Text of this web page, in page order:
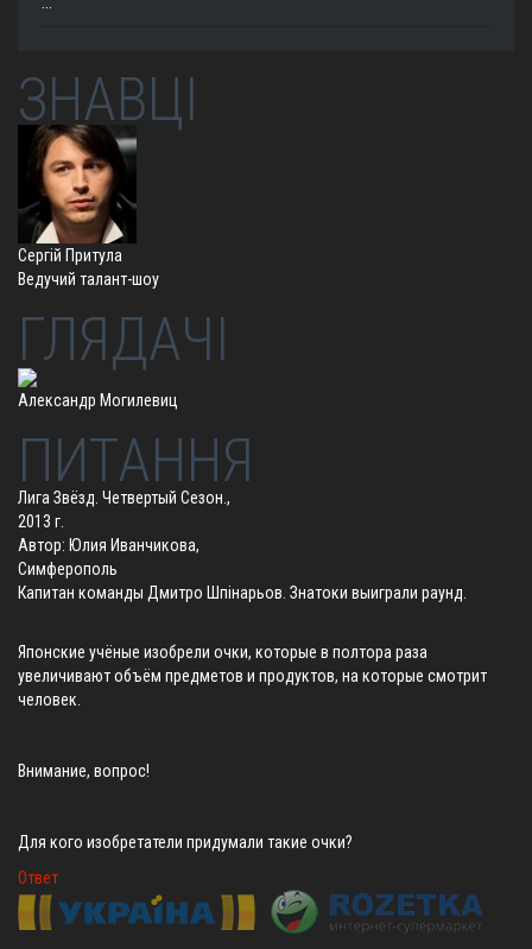
ЗНАВЦІ
Сергій Притула
Ведучий талант-шоу
ГЛЯДАЧІ
Александр Могилевиц
ПИТАННЯ
Лига Звёзд. Четвертый Сезон.,
2013 г.
Автор: Юлия Иванчикова,
Симферополь
Капитан команды Дмитро Шпінарьов. Знатоки выиграли раунд.
Японские учёные изобрели очки, которые в полтора раза
увеличивают объём предметов и продуктов, на которые смотрит
человек.
Внимание, вопрос!
Для кого изобретатели придумали такие очки?
Ответ